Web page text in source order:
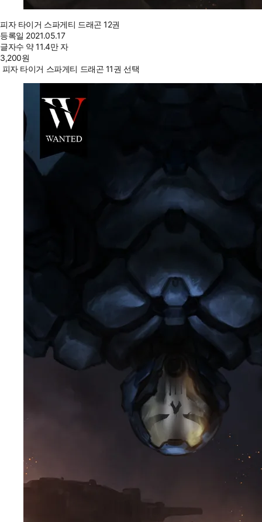
피자 타이거 스파게티 드래곤 12권
등록일 2021.05.17
글자수 약 11.4만 자
3,200원
피자 타이거 스파게티 드래곤 11권 선택